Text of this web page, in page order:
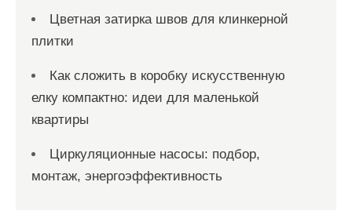
Цветная затирка швов для клинкерной
плитки
Как сложить в коробку искусственную
елку компактно: идеи для маленькой
квартиры
Циркуляционные насосы: подбор,
монтаж, энергоэффективность